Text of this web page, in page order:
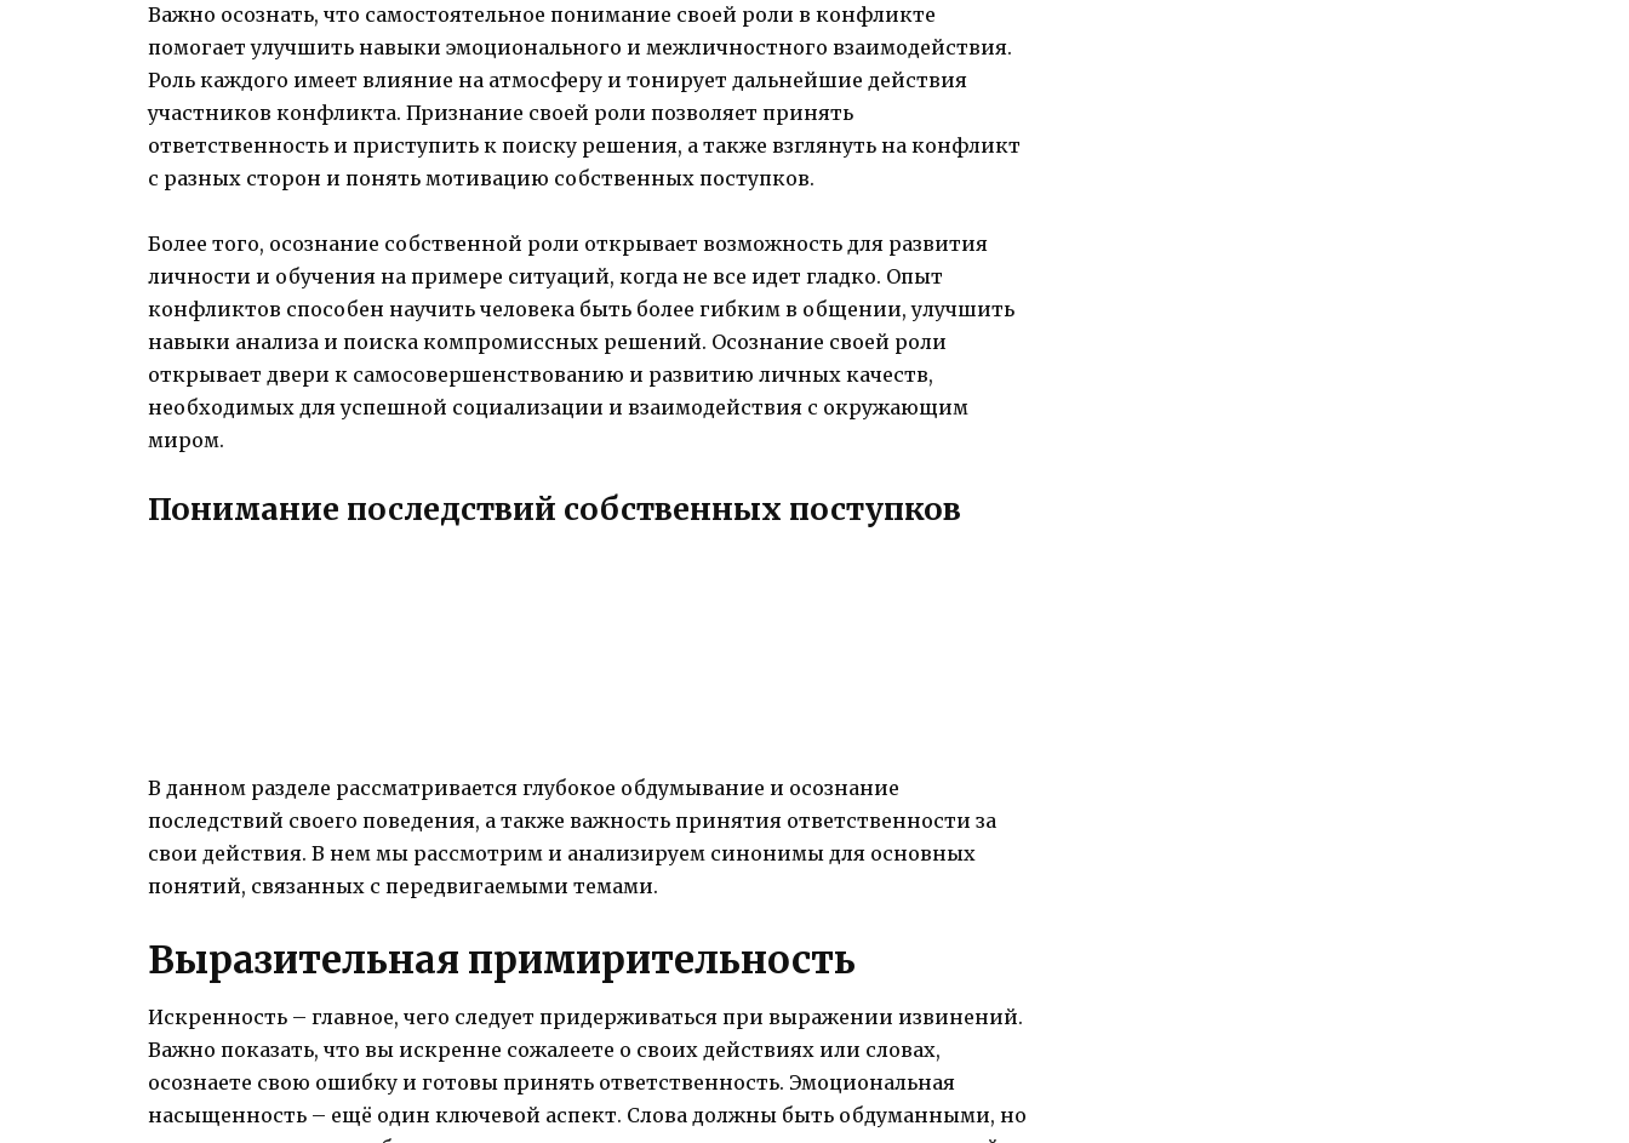
Важно осознать, что самостоятельное понимание своей роли в конфликте
помогает улучшить навыки эмоционального и межличностного взаимодействия.
Роль каждого имеет влияние на атмосферу и тонирует дальнейшие действия
участников конфликта. Признание своей роли позволяет принять
ответственность и приступить к поиску решения, а также взглянуть на конфликт
с разных сторон и понять мотивацию собственных поступков.
Более того, осознание собственной роли открывает возможность для развития
личности и обучения на примере ситуаций, когда не все идет гладко. Опыт
конфликтов способен научить человека быть более гибким в общении, улучшить
навыки анализа и поиска компромиссных решений. Осознание своей роли
открывает двери к самосовершенствованию и развитию личных качеств,
необходимых для успешной социализации и взаимодействия с окружающим
миром.
Понимание последствий собственных поступков
В данном разделе рассматривается глубокое обдумывание и осознание
последствий своего поведения, а также важность принятия ответственности за
свои действия. В нем мы рассмотрим и анализируем синонимы для основных
понятий, связанных с передвигаемыми темами.
Выразительная примирительность
Искренность – главное, чего следует придерживаться при выражении извинений.
Важно показать, что вы искренне сожалеете о своих действиях или словах,
осознаете свою ошибку и готовы принять ответственность. Эмоциональная
насыщенность – ещё один ключевой аспект. Слова должны быть обдуманными, но